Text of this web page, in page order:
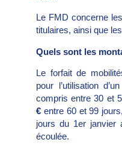
Le FMD concerne
titulaires, ainsi que
Quels sont les
Le forfait de
pour l’utilisation
compris entre 30 et
€ entre 60 et 99
jours du 1er janvier
écoulée.